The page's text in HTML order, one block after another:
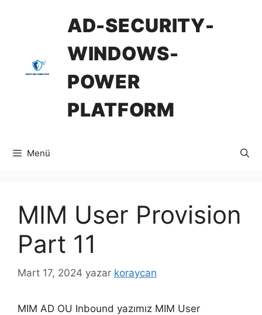
AD-SECURITY-
WINDOWS-
POWER
PLATFORM
Menü
MIM User Provision
Part 11
Mart 17, 2024 yazar koraycan
MIM AD OU Inbound yazımız MIM User